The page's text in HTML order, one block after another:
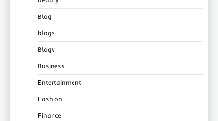
Blog
blogs
Blogv
Business
Entertainment
Fashion
Finance